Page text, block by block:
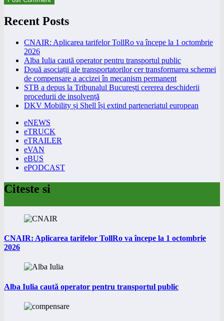
Recent Posts
CNAIR: Aplicarea tarifelor TollRo va începe la 1 octombrie
2026
Alba Iulia caută operator pentru transportul public
Două asociații ale transportatorilor cer transformarea schemei
de compensare a accizei în mecanism permanent
STB a depus la Tribunalul București cererea deschiderii
procedurii de insolvență
DKV Mobility și Shell își extind parteneriatul european
eNEWS
eTRUCK
eTRAILER
eVAN
eBUS
ePODCAST
Citeste si
CNAIR: Aplicarea tarifelor TollRo va începe la 1 octombrie
2026
Alba Iulia caută operator pentru transportul public